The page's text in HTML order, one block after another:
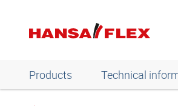
Products Technical